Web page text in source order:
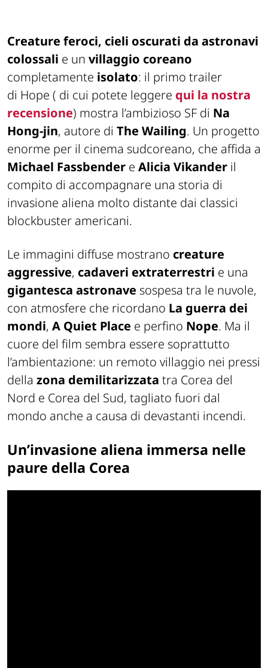
Creature feroci, cieli oscurati da astronavi
colossali e un villaggio coreano
completamente isolato: il primo trailer
di Hope ( di cui potete leggere qui la nostra
recensione) mostra l’ambizioso SF di Na
Hong-jin, autore di The Wailing. Un progetto
enorme per il cinema sudcoreano, che affida a
Michael Fassbender e Alicia Vikander il
compito di accompagnare una storia di
invasione aliena molto distante dai classici
blockbuster americani.
Le immagini diffuse mostrano creature
aggressive, cadaveri extraterrestri e una
gigantesca astronave sospesa tra le nuvole,
con atmosfere che ricordano La guerra dei
mondi, A Quiet Place e perfino Nope. Ma il
cuore del film sembra essere soprattutto
l’ambientazione: un remoto villaggio nei pressi
della zona demilitarizzata tra Corea del
Nord e Corea del Sud, tagliato fuori dal
mondo anche a causa di devastanti incendi.
Un’invasione aliena immersa nelle
paure della Corea